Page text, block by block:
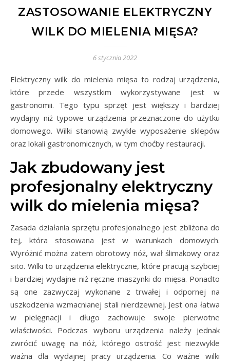
ZASTOSOWANIE ELEKTRYCZNY
WILK DO MIELENIA MIĘSA?
6 stycznia 2022
Elektryczny wilk do mielenia mięsa to rodzaj urządzenia,
które przede wszystkim wykorzystywane jest w
gastronomii. Tego typu sprzęt jest większy i bardziej
wydajny niż typowe urządzenia przeznaczone do użytku
domowego. Wilki stanowią zwykle wyposażenie sklepów
oraz lokali gastronomicznych, w tym choćby restauracji.
Jak zbudowany jest
profesjonalny elektryczny
wilk do mielenia mięsa?
Zasada działania sprzętu profesjonalnego jest zbliżona do
tej, która stosowana jest w warunkach domowych.
Wyróżnić można zatem obrotowy nóż, wał ślimakowy oraz
sito. Wilki to urządzenia elektryczne, które pracują szybciej
i bardziej wydajne niż ręczne maszynki do mięsa. Ponadto
są one zazwyczaj wykonane z trwałej i odpornej na
uszkodzenia wzmacnianej stali nierdzewnej. Jest ona łatwa
w pielęgnacji i długo zachowuje swoje pierwotne
właściwości. Podczas wyboru urządzenia należy jednak
zwrócić uwagę na nóż, którego ostrość jest niezwykle
ważna dla wydajnej pracy urządzenia. Co ważne wilki